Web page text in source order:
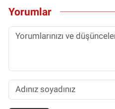
Yorumlar